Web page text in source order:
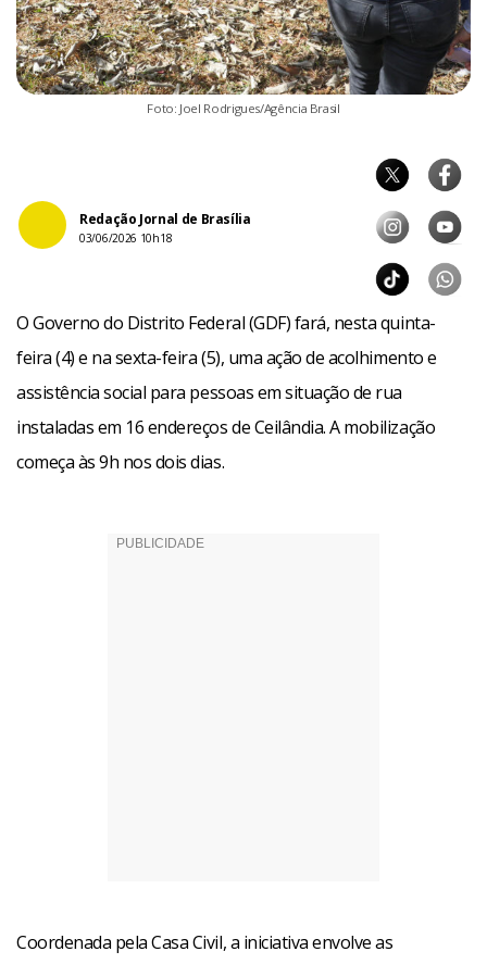
Foto: Joel Rodrigues/Agência Brasil
Redação Jornal de Brasília
03/06/2026 10h18
O Governo do Distrito Federal (GDF) fará, nesta quinta-
feira (4) e na sexta-feira (5), uma ação de acolhimento e
assistência social para pessoas em situação de rua
instaladas em 16 endereços de Ceilândia. A mobilização
começa às 9h nos dois dias.
Coordenada pela Casa Civil, a iniciativa envolve as